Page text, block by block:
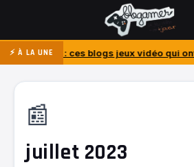
⚡ À LA UNE
: ces blogs jeux vidéo qui ont traversé
📰
juillet 2023